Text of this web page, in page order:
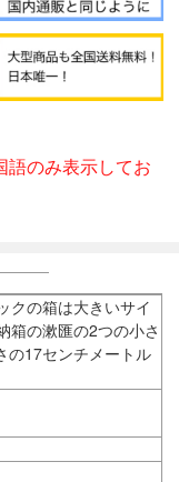
語のみ表示してお
クの箱は大きいサイ
箱の漱匯の2つの小さ
の17センチメートル